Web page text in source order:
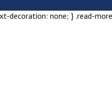
decoration: none; } .read-